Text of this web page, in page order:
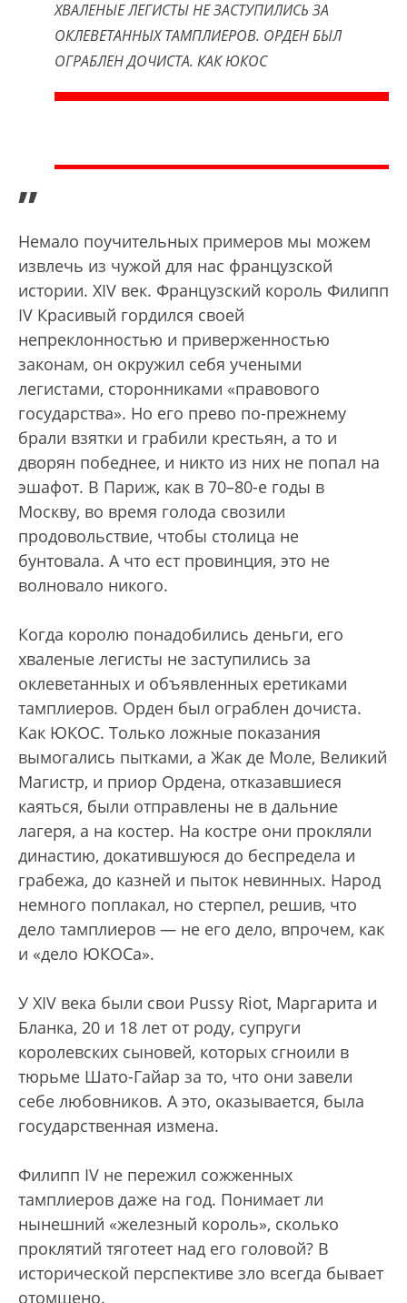
ХВАЛЕНЫЕ ЛЕГИСТЫ НЕ ЗАСТУПИЛИСЬ ЗА
ОКЛЕВЕТАННЫХ ТАМПЛИЕРОВ. ОРДЕН БЫЛ
ОГРАБЛЕН ДОЧИСТА. КАК ЮКОС
”
Немало поучительных примеров мы можем
извлечь из чужой для нас французской
истории. XIV век. Французский король Филипп
IV Красивый гордился своей
непреклонностью и приверженностью
законам, он окружил себя учеными
легистами, сторонниками «правового
государства». Но его прево по-прежнему
брали взятки и грабили крестьян, а то и
дворян победнее, и никто из них не попал на
эшафот. В Париж, как в 70–80-е годы в
Москву, во время голода свозили
продовольствие, чтобы столица не
бунтовала. А что ест провинция, это не
волновало никого.
Когда королю понадобились деньги, его
хваленые легисты не заступились за
оклеветанных и объявленных еретиками
тамплиеров. Орден был ограблен дочиста.
Как ЮКОС. Только ложные показания
вымогались пытками, а Жак де Моле, Великий
Магистр, и приор Ордена, отказавшиеся
каяться, были отправлены не в дальние
лагеря, а на костер. На костре они прокляли
династию, докатившуюся до беспредела и
грабежа, до казней и пыток невинных. Народ
немного поплакал, но стерпел, решив, что
дело тамплиеров — не его дело, впрочем, как
и «дело ЮКОСа».
У XIV века были свои Pussy Riot, Маргарита и
Бланка, 20 и 18 лет от роду, супруги
королевских сыновей, которых сгноили в
тюрьме Шато-Гайар за то, что они завели
себе любовников. А это, оказывается, была
государственная измена.
Филипп IV не пережил сожженных
тамплиеров даже на год. Понимает ли
нынешний «железный король», сколько
проклятий тяготеет над его головой? В
исторической перспективе зло всегда бывает
отомщено.